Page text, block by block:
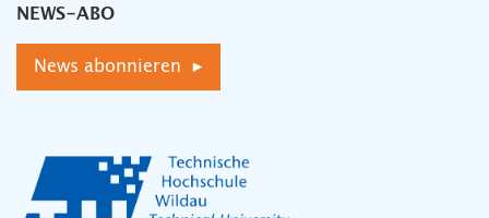
NEWS-ABO
News abonnieren ▸